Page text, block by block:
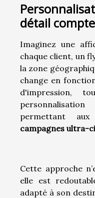
détail compte
Imaginez une
chaque client, un
la zone
change en
d'impression,
permettant
campagnes ultra-
Cette approche
elle est
adapté à son